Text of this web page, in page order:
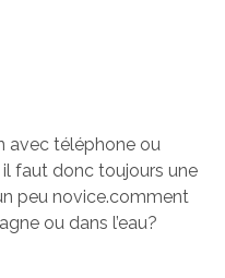
avec téléphone ou
faut donc toujours une
peu novice.comment
ou dans l’eau?